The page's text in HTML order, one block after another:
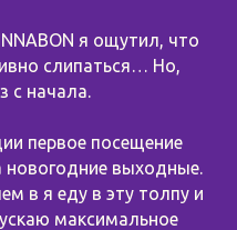
я ощутил, что
слипаться… Но,
с начала.
первое посещение
новогодние выходные.
в я еду в эту толпу и
максимальное